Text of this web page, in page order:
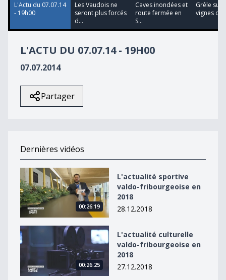
L'Actu du 07.07.14
- 19h00
Les Vaudois ne
seront plus forcés
d...
Caves inondées et
route fermée en
S...
Grêle sur
vignes du
L'ACTU DU 07.07.14 - 19H00
07.07.2014
Partager
Dernières vidéos
L&#039;actualité sportive valdo-fribourgeoise en 2018
00:26:19
L'actualité sportive
valdo-fribourgeoise en
2018
28.12.2018
L&#039;actualité culturelle valdo-fribourgeoise en
00:26:25
L'actualité culturelle
valdo-fribourgeoise en
2018
27.12.2018